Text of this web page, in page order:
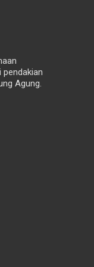
pendakian
Agung.